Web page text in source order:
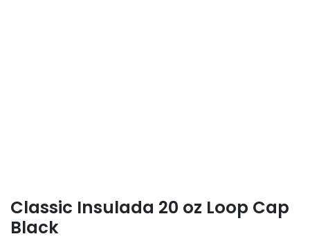
Classic Insulada 20 oz Loop Cap
Black